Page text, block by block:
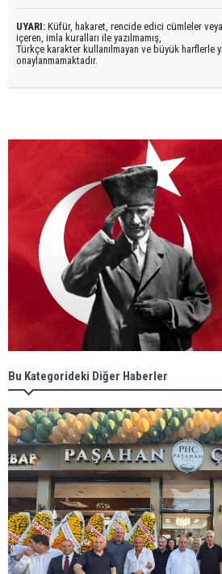
UYARI: Küfür, hakaret, rencide edici cümleler
içeren, imla kuralları ile yazılmamış,
Türkçe karakter kullanılmayan ve büyük harflerle
onaylanmamaktadır.
Bu Kategorideki Diğer Haberler